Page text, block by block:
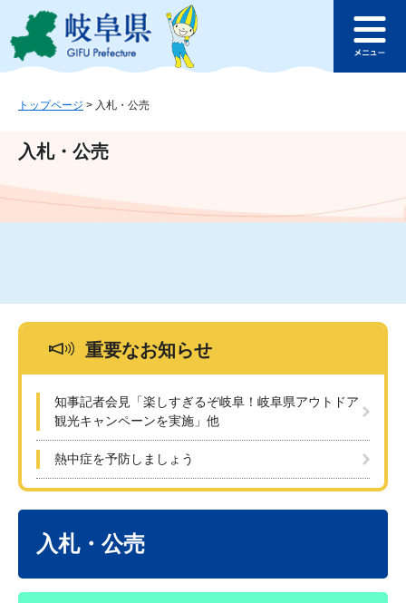
ジ
ュ
文
このページの本文へ
ュ
トップページ > 入札・公売
入札・公売
重要なお知らせ
知事記者会見「楽しすぎるぞ岐阜！岐阜県アウトドア
観光キャンペーンを実施」他
熱中症を予防しましょう
入札・公売